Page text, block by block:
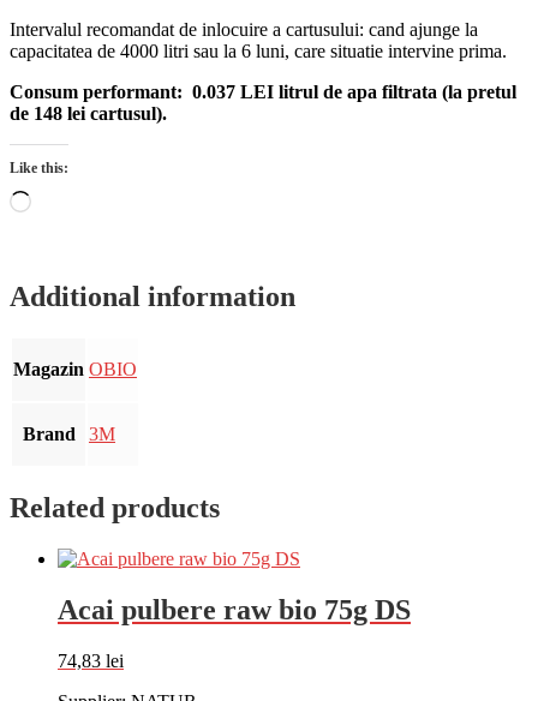
Intervalul recomandat de inlocuire a cartusului: cand ajunge la
capacitatea de 4000 litri sau la 6 luni, care situatie intervine prima.
Consum performant: 0.037 LEI litrul de apa filtrata (la pretul
de 148 lei cartusul).
Like this:
Loading…
Additional information
Magazin OBIO
Brand 3M
Related products
Acai pulbere raw bio 75g DS
74,83 lei